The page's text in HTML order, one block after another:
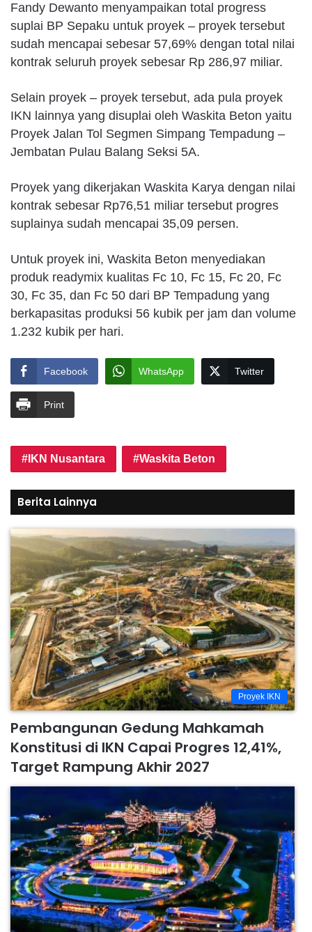
Fandy Dewanto menyampaikan total progress
suplai BP Sepaku untuk proyek – proyek tersebut
sudah mencapai sebesar 57,69% dengan total nilai
kontrak seluruh proyek sebesar Rp 286,97 miliar.
Selain proyek – proyek tersebut, ada pula proyek
IKN lainnya yang disuplai oleh Waskita Beton yaitu
Proyek Jalan Tol Segmen Simpang Tempadung –
Jembatan Pulau Balang Seksi 5A.
Proyek yang dikerjakan Waskita Karya dengan nilai
kontrak sebesar Rp76,51 miliar tersebut progres
suplainya sudah mencapai 35,09 persen.
Untuk proyek ini, Waskita Beton menyediakan
produk readymix kualitas Fc 10, Fc 15, Fc 20, Fc
30, Fc 35, dan Fc 50 dari BP Tempadung yang
berkapasitas produksi 56 kubik per jam dan volume
1.232 kubik per hari.
Facebook WhatsApp Twitter
Print
IKN Nusantara Waskita Beton
Berita Lainnya
Proyek IKN
Pembangunan Gedung Mahkamah
Konstitusi di IKN Capai Progres 12,41%,
Target Rampung Akhir 2027